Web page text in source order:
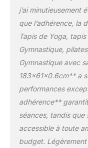
non toxique et
de vie
épaisseur de
très résistants
rebond,ce qui
causée par
gymnastique
vous
environnement
LÉGER ET
yoga fitness
rangement,ce
j’ai minutieusement
que l’adhérence, la
Tapis de Yoga,
Gymnastique,
Gymnastique avec
183x61x0.6cm** a
performances
adhérence**
séances, tandis
accessible à toute
budget.